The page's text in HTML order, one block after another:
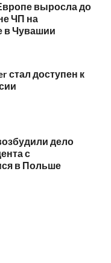
выросла до
ЧП на
в Чувашии
стал доступен к
дело
с
в Польше